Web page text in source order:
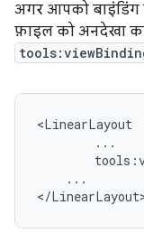
अगर आपको
फ़ाइल को अनदेखा
...